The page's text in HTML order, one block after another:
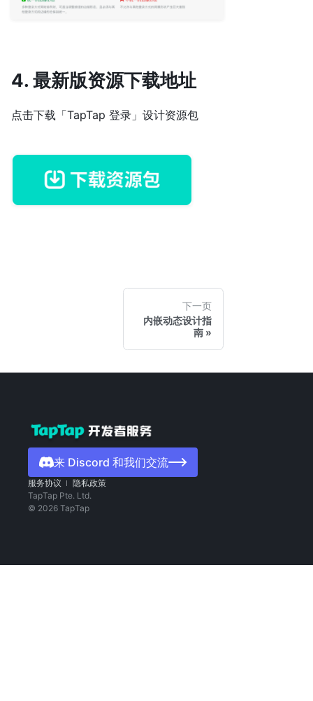
4. 最新版资源下载地址
点击下载「TapTap 登录」设计资源包
下一页
内嵌动态设计指
南
来 Discord 和我们交流
服务协议
隐私政策
TapTap Pte. Ltd.
© 2026 TapTap